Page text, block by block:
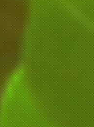
ACTUALITÉS
CONTACT
EN